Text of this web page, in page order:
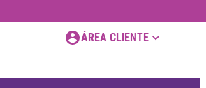
ÁREA CLIENTE